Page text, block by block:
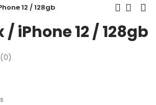
12 / 128gb
/ iPhone 12 / 128gb
0)